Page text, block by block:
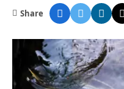
Share